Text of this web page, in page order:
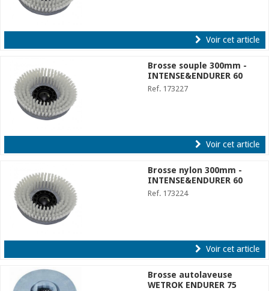
Voir cet article
Brosse souple 300mm -
INTENSE&ENDURER 60
Ref. 173227
Voir cet article
Brosse nylon 300mm -
INTENSE&ENDURER 60
Ref. 173224
Voir cet article
Brosse autolaveuse
WETROK ENDURER 75